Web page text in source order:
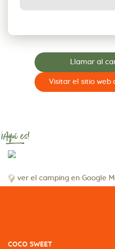
Llamar al
Visitar el sitio web
¡Aquí es!
ver el camping en Google
COCO SWEET